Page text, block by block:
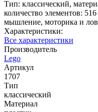
Тип: классический,
количество элементов:
мышление, моторика и
Характеристики:
Все характеристики
Производитель
Lego
Артикул
1707
Тип
классический
Материал